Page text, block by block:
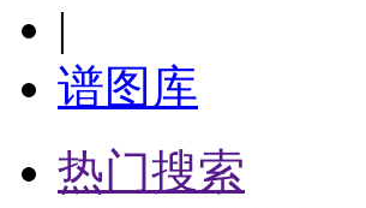
|
谱图库
热门搜索